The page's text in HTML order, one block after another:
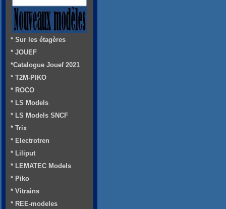
* Sur les étagères
* JOUEF
*Catalogue Jouef 2021
* T2M-PIKO
* ROCO
* LS Models
* LS Models SNCF
* Trix
* Electrotren
* Liliput
* LEMATEC Models
* Piko
* Vitrains
* REE-modeles